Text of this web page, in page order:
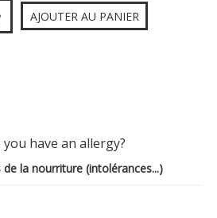
AJOUTER AU PANIER
have an allergy?
la nourriture (intolérances...)